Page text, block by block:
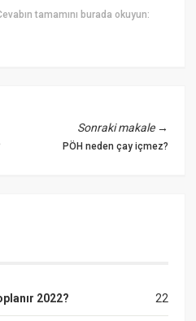
tamamını burada okuyun:
Sonraki makale→
PÖH neden çay içmez?
22
2022?